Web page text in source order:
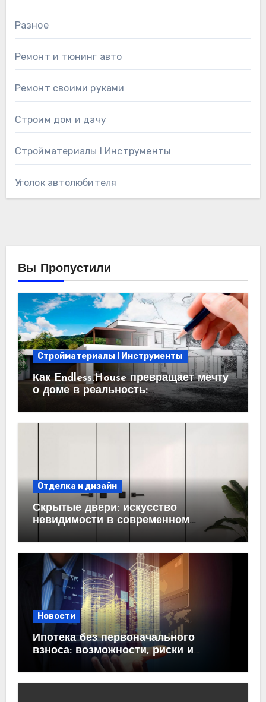
Разное
Ремонт и тюнинг авто
Ремонт своими руками
Строим дом и дачу
Стройматериалы l Инструменты
Уголок автолюбителя
Вы Пропустили
Стройматериалы l Инструменты
Как Endless.House превращает мечту
о доме в реальность:
проектирование под ключ
Отделка и дизайн
Скрытые двери: искусство
невидимости в современном
Новости
Ипотека без первоначального
взноса: возможности, риски и
практические рекомендации<